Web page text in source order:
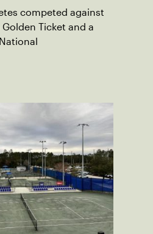
competed against
Ticket and a